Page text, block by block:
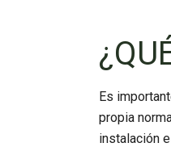
Es
propia
instalación